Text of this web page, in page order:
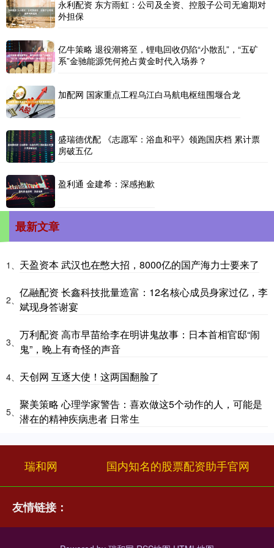
永利配资 东方雨虹：公司及全资、控股子公司无逾期对
外担保
亿牛策略 退役潮将至，锂电回收仍陷“小散乱”，“五矿
系”金驰能源凭何抢占黄金时代入场券？
加配网 国家重点工程乌江白马航电枢纽围堰合龙
盛瑞德优配 《志愿军：浴血和平》领跑国庆档 累计票
房破五亿
盈利通 金建希：深感抱歉
最新文章
1、 天盈资本 武汉也在憋大招，8000亿的国产海力士要来了
2、
亿融配资 长鑫科技批量造富：12名核心成员身家过亿，李
斌现身答谢宴
3、
万利配资 高市早苗给李在明讲鬼故事：日本首相官邸“闹
鬼”，晚上有奇怪的声音
4、 天创网 互逐大使！这两国翻脸了
5、
聚美策略 心理学家警告：喜欢做这5个动作的人，可能是
潜在的精神疾病患者 日常生
瑞和网 国内知名的股票配资助手官网
友情链接：